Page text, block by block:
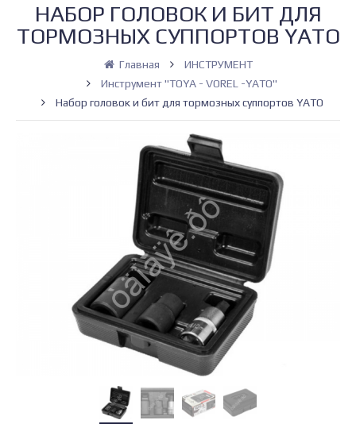
НАБОР ГОЛОВОК И БИТ ДЛЯ
ТОРМОЗНЫХ СУППОРТОВ YATO
Главная
ИНСТРУМЕНТ
Инструмент "TOYA - VOREL -YATO"
Набор головок и бит для тормозных суппортов YATO